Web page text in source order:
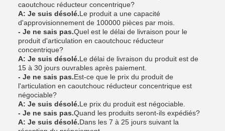
caoutchouc réducteur concentrique?
A: Je suis désolé.Le produit a une capacité
d'approvisionnement de 100000 pièces par mois.
- Je ne sais pas.Quel est le délai de livraison pour le
produit d'articulation en caoutchouc réducteur
concentrique?
A: Je suis désolé.Le délai de livraison du produit est de
15 à 30 jours ouvrables après paiement.
- Je ne sais pas.Est-ce que le prix du produit de
l'articulation en caoutchouc réducteur concentrique est
négociable?
A: Je suis désolé.Le prix du produit est négociable.
- Je ne sais pas.Quand les produits seront-ils expédiés?
A: Je suis désolé.Dans les 7 à 25 jours suivant la